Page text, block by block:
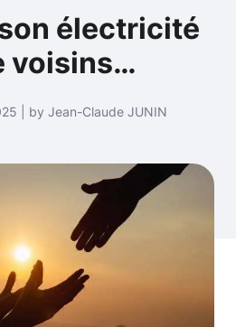
électricité
voisins…
| by Jean-Claude JUNIN